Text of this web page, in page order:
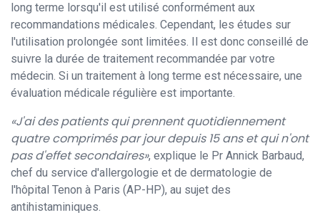
long terme lorsqu'il est utilisé conformément aux
recommandations médicales. Cependant, les études sur
l'utilisation prolongée sont limitées. Il est donc conseillé de
suivre la durée de traitement recommandée par votre
médecin. Si un traitement à long terme est nécessaire, une
évaluation médicale régulière est importante.
«J'ai des patients qui prennent quotidiennement
quatre comprimés par jour depuis 15 ans et qui n'ont
pas d'effet secondaires», explique le Pr Annick Barbaud,
chef du service d'allergologie et de dermatologie de
l'hôpital Tenon à Paris (AP-HP), au sujet des
antihistaminiques.